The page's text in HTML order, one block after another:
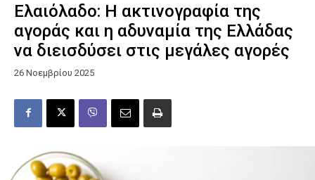
Ελαιόλαδο: Η ακτινογραφία της
αγοράς και η αδυναμία της Ελλάδας
να διεισδύσει στις μεγάλες αγορές
26 Νοεμβρίου 2025